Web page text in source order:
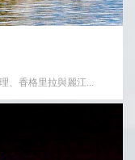
、香格里拉與麗江...